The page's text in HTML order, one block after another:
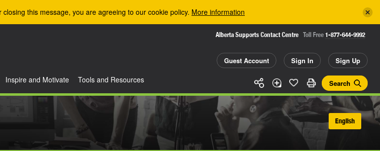
this message, you are agreeing to our cookie policy. More information
Alberta Supports Contact Centre Toll Free 1-877-644-9992
Guest Account Sign In Sign Up
Search
Inspire and Motivate Tools and Resources
English